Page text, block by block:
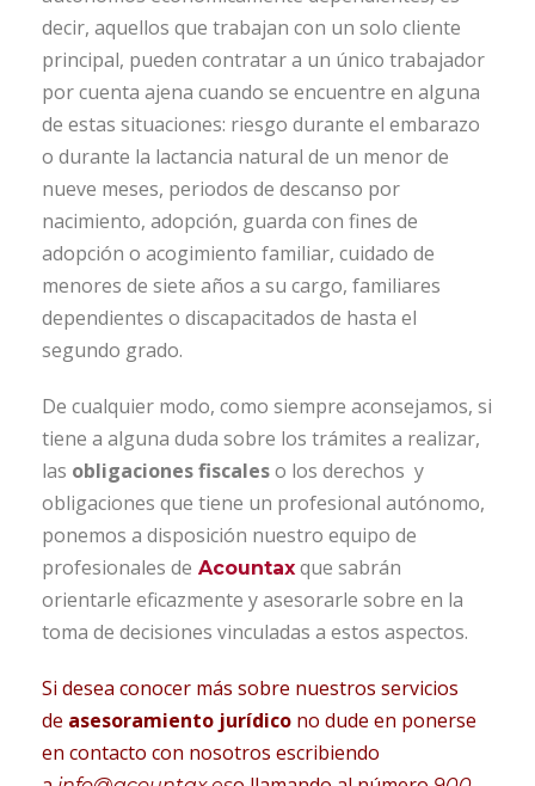
decir, aquellos que trabajan con un solo cliente
principal, pueden contratar a un único trabajador
por cuenta ajena cuando se encuentre en alguna
de estas situaciones: riesgo durante el embarazo
o durante la lactancia natural de un menor de
nueve meses, periodos de descanso por
nacimiento, adopción, guarda con fines de
adopción o acogimiento familiar, cuidado de
menores de siete años a su cargo, familiares
dependientes o discapacitados de hasta el
segundo grado.
De cualquier modo, como siempre aconsejamos, si
tiene a alguna duda sobre los trámites a realizar,
las obligaciones fiscaleso los derechos y
obligaciones que tiene un profesional autónomo,
ponemos a disposición nuestro equipo de
profesionales de Acountax que sabrán
orientarle eficazmente y asesorarle sobre en la
toma de decisiones vinculadas a estos aspectos.
Si desea conocer más sobre nuestros servicios
de asesoramiento jurídico no dude en ponerse
en contacto con nosotros escribiendo